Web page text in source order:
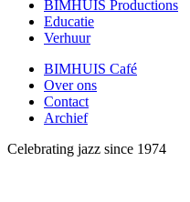
BIMHUIS Productions
Educatie
Verhuur
BIMHUIS Café
Over ons
Contact
Archief
Celebrating jazz since 1974